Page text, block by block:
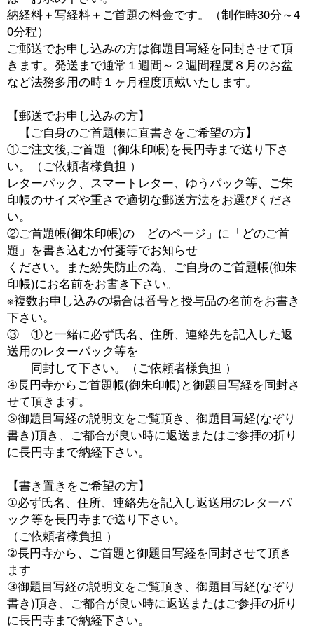
納経料＋写経料＋ご首題の料金です。（制作時30分～4
0分程）
ご郵送でお申し込みの方は御題目写経を同封させて頂
きます。発送まで通常１週間～２週間程度８月のお盆
など法務多用の時１ヶ月程度頂戴いたします。
【郵送でお申し込みの方】
【ご自身のご首題帳に直書きをご希望の方】
①ご注文後,ご首題（御朱印帳)を長円寺まで送り下さ
い。（ご依頼者様負担 ）
レターパック、スマートレター、ゆうパック等、ご朱
印帳のサイズや重さで適切な郵送方法をお選びくださ
い。
②ご首題帳(御朱印帳)の「どのページ」に「どのご首
題」を書き込むか付箋等でお知らせ
ください。また紛失防止の為、ご自身のご首題帳(御朱
印帳)にお名前をお書き下さい。
※複数お申し込みの場合は番号と授与品の名前をお書き
下さい。
③ ①と一緒に必ず氏名、住所、連絡先を記入した返
送用のレターパック等を
同封して下さい。（ご依頼者様負担 ）
④長円寺からご首題帳(御朱印帳)と御題目写経を同封さ
せて頂きます。
⑤御題目写経の説明文をご覧頂き、御題目写経(なぞり
書き)頂き、ご都合が良い時に返送またはご参拝の折り
に長円寺まで納経下さい。
【書き置きをご希望の方】
①必ず氏名、住所、連絡先を記入し返送用のレターパ
ック等を長円寺まで送り下さい。
（ご依頼者様負担 ）
②長円寺から、ご首題と御題目写経を同封させて頂き
ます
③御題目写経の説明文をご覧頂き、御題目写経(なぞり
書き)頂き、ご都合が良い時に返送またはご参拝の折り
に長円寺まで納経下さい。